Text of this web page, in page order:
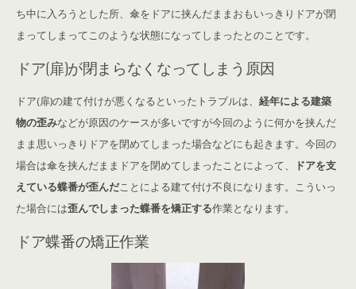
ち中に入ろうとした所、傘をドアに挟んだままおもいっきりドアが閉
まってしまってこのような状態になってしまったとのことです。
ドア(扉)が閉まらなくなってしまう原因
ドア(扉)の建て付けが悪くなるといったトラブルは、 経年による建築
物の歪みなどが原因のケースが多いですが今回のように何かを挟んだ
まま思いっきりドアを閉めてしまった場合などにも起きます。今回の
場合は傘を挟んだままドアを閉めてしまったことによって、
ドアを支
えている蝶番が歪んだことによる建て付け不良になります。こういっ
た場合には歪んでしまった蝶番を矯正する作業となります。
ドア蝶番の矯正作業